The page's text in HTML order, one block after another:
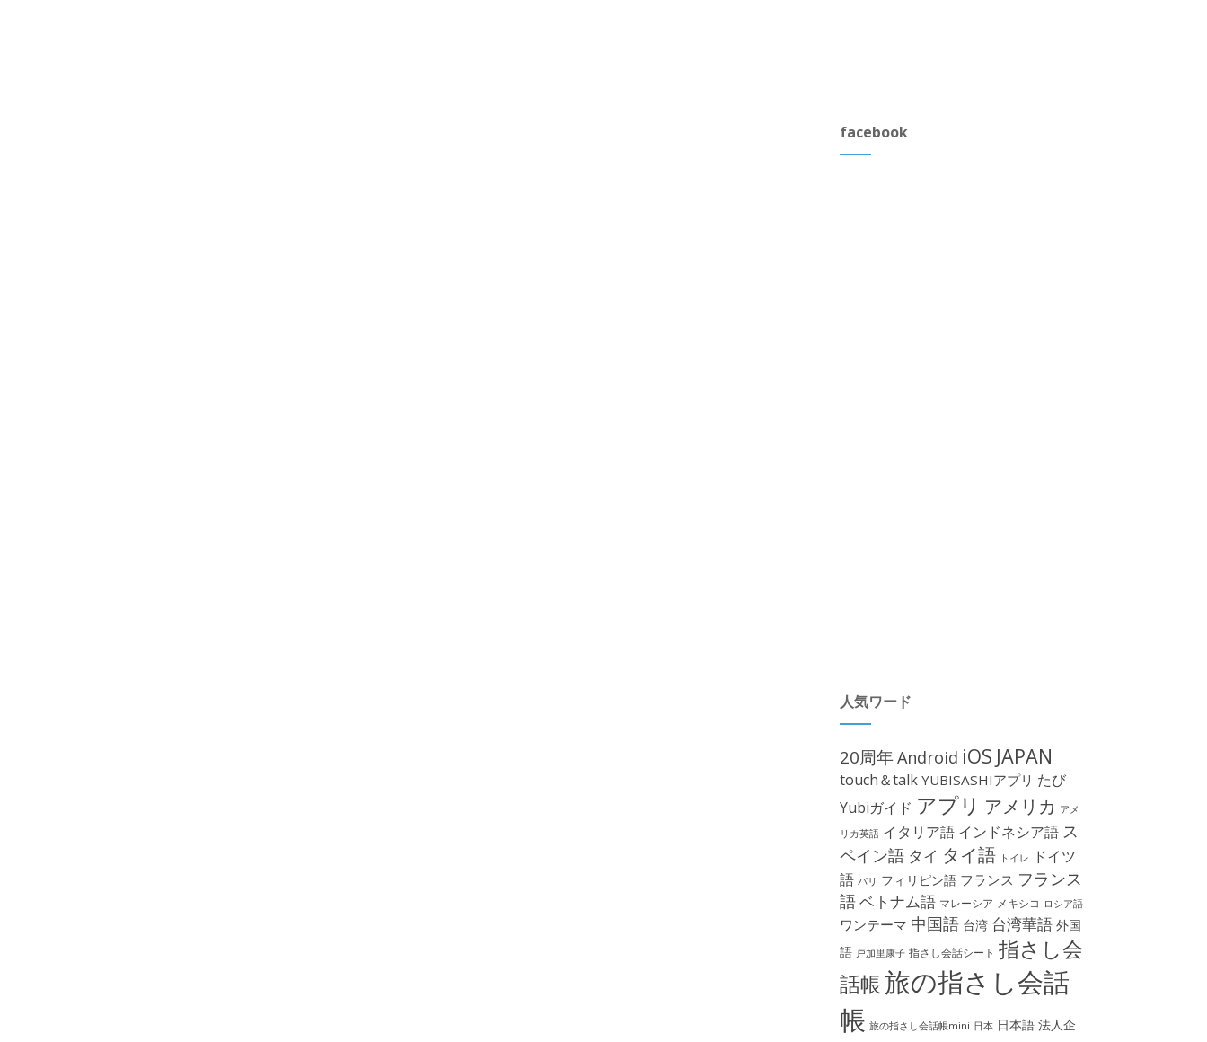
facebook
人気ワード
20周年Android iOS JAPAN
touch＆talk YUBISASHIアプリ たび
Yubiガイド アプリ アメリカ アメ
リカ英語 イタリア語 インドネシア語 ス
ペイン語 タイ タイ語 トイレ
ドイツ
語 パリ フィリピン語 フランス フランス
語ベトナム語 マレーシア メキシコ ロシア語
ワンテーマ 中国語 台湾 台湾華語 外国
語 戸加里康子 指さし会話シート 指さし会
話帳旅の指さし会話
帳 旅の指さし会話帳mini 日本 日本語 法人企